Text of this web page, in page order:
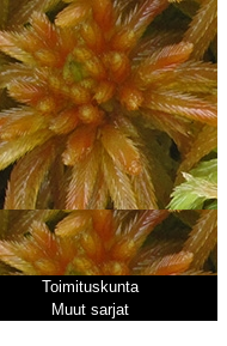
Toimituskunta
Muut sarjat